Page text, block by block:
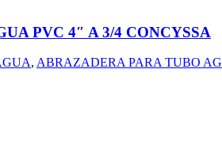
PVC 4″ A 3/4 CONCYSSA
, ABRAZADERA PARA TUBO